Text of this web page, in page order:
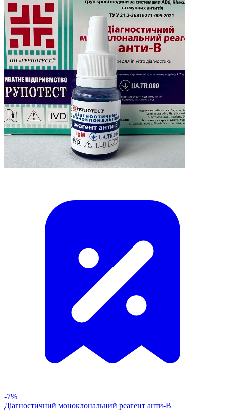
-7%
Діагностичний моноклональний реагент анти-В